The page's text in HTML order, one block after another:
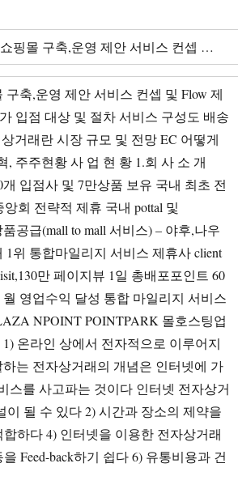
핑몰 구축,운영 제안 서비스 컨셉 …
축,운영 제안 서비스 컨셉 및 Flow 제
입점 대상 및 절차 서비스 구성도 배송
거래란 시장 규모 및 전망 EC 어떻게
주주현황 사 업 현 황 1.회 사 소 개
입점사 및 7만상품 보유 국내 최초 전
회 전략적 제휴 국내 pottal 및
공급(mall to mall 서비스) – 야후,나우
위 통합마일리지 서비스 제휴사 client
만 페이지뷰 1일 총배포포인트 60
영업수익 달성 통합 마일리지 서비스
NPOINT POINTPARK 몰호스팅업
온라인 상에서 전자적으로 이루어지
하는 전자상거래의 개념은 인터넷에 가
스를 사고파는 것이다 인터넷 전자상거
될 수 있다 2) 시간과 장소의 제약을
하다 4) 인터넷을 이용한 전자상거래
Feed-back하기 쉽다 6) 유통비용과 건